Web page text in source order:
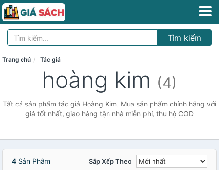
Tìm kiếm
Trang chủ Tác giả
hoàng kim (4)
Tất cả sản phẩm tác giả Hoàng Kim. Mua sản phẩm chính hãng với
giá tốt nhất, giao hàng tận nhà miễn phí, thu hộ COD
4 Sản Phẩm Sắp Xếp Theo